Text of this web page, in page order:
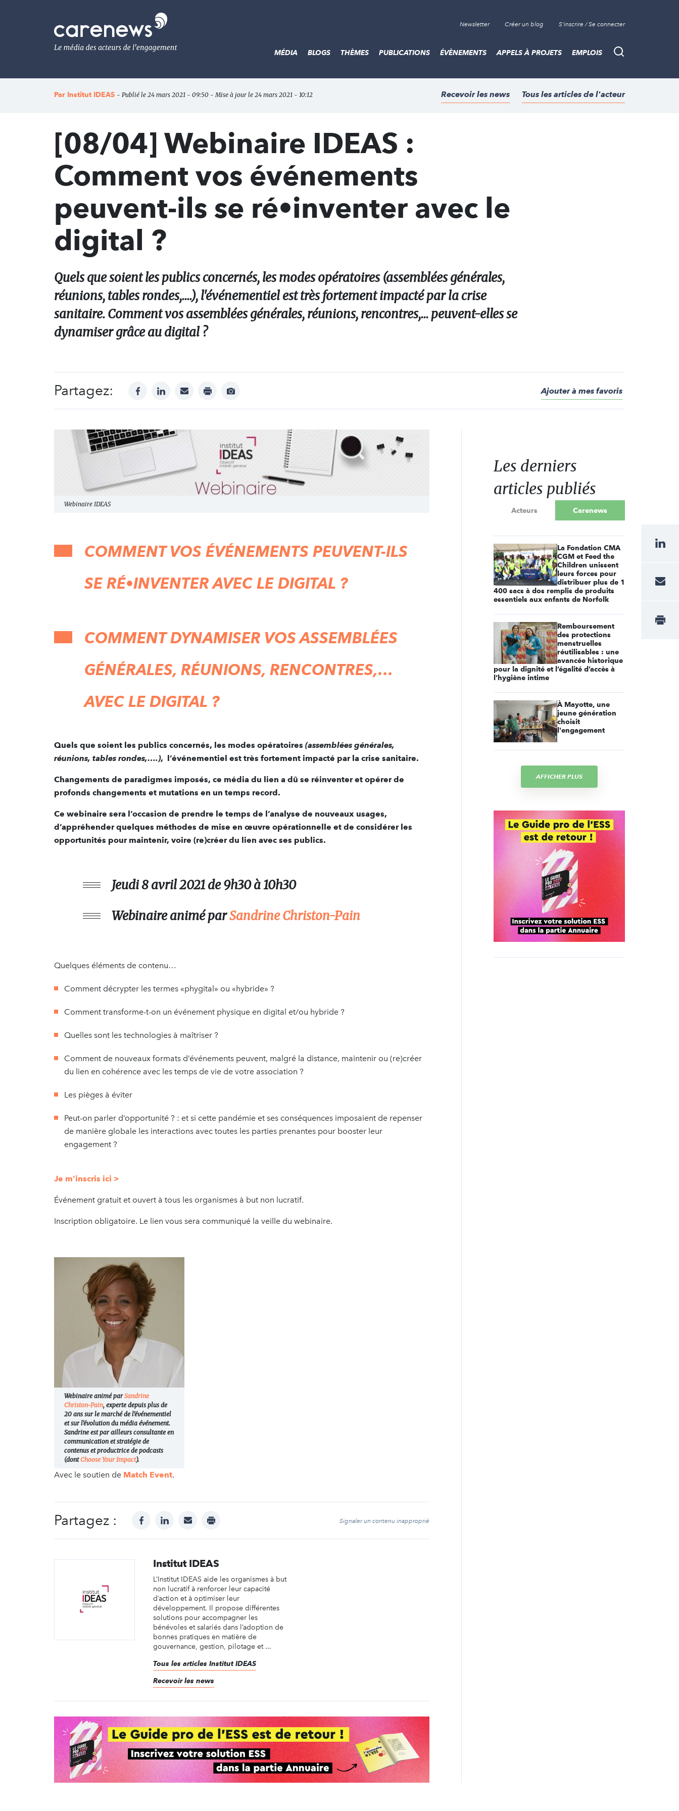
Le
média
de
l'engagement
Newsletter Créer un blog S'inscrire / Se connecter
Recherche
MÉDIA BLOGS THÈMES PUBLICATIONS ÉVÈNEMENTS APPELS À PROJETS EMPLOIS
Par Institut IDEAS - Publié le 24 mars 2021 - 09:50 - Mise à jour le 24 mars 2021 - 10:12 Recevoir les news Tous les articles de l'acteur
[08/04] Webinaire IDEAS :
Comment vos événements
peuvent-ils se ré•inventer avec le
digital ?
Quels que soient les publics concernés, les modes opératoires (assemblées générales,
réunions, tables rondes,....), l'événementiel est très fortement impacté par la crise
sanitaire. Comment vos assemblées générales, réunions, rencontres,... peuvent-elles se
dynamiser grâce au digital ?
Partagez: facebooklinkedinmail print
Afficher
Ajouter à mes favoris
Webinaire IDEAS
COMMENT VOS ÉVÉNEMENTS PEUVENT-ILS
SE RÉ•INVENTER AVEC LE DIGITAL ?
COMMENT DYNAMISER VOS ASSEMBLÉES
GÉNÉRALES, RÉUNIONS, RENCONTRES,…
AVEC LE DIGITAL ?
Quels que soient les publics concernés, les modes opératoires (assemblées générales,
réunions, tables rondes,….), l’événementiel est très fortement impacté par la crise sanitaire.
Changements de paradigmes imposés, ce média du lien a dû se réinventer et opérer de
profonds changements et mutations en un temps record.
Ce webinaire sera l’occasion de prendre le temps de l’analyse de nouveaux usages,
d’appréhender quelques méthodes de mise en œuvre opérationnelle et de considérer les
opportunités pour maintenir, voire (re)créer du lien avec ses publics.
Jeudi 8 avril 2021de 9h30 à 10h30
Webinaire animé parSandrine Christon-Pain
Quelques éléments de contenu…
Comment décrypter les termes «phygital» ou «hybride» ?
Comment transforme-t-on un événement physique en digital et/ou hybride ?
Quelles sont les technologies à maîtriser ?
Comment de nouveaux formats d’événements peuvent, malgré la distance, maintenir ou (re)créer
du lien en cohérence avec les temps de vie de votre association ?
Les pièges à éviter
Peut-on parler d’opportunité ? : et si cette pandémie et ses conséquences imposaient de repenser
de manière globale les interactions avec toutes les parties prenantes pour booster leur
engagement ?
Je m'inscris ici >
Événement gratuit et ouvert à tous les organismes à but non lucratif.
Inscription obligatoire. Le lien vous sera communiqué la veille du webinaire.
Webinaire animé parSandrine
Christon-Pain, experte depuis plus de
20 ans sur le marché de l’événementiel
et sur l’évolution du média événement.
Sandrine est par ailleurs consultante en
communication et stratégie de
contenus et productrice de podcasts
(dontChoose Your Impact).
Avec le soutien de Match Event.
Partagez : facebooklinkedinmail print Signaler un contenu inapproprié
Institut IDEAS
L’Institut IDEAS aide les organismes à but
non lucratif à renforcer leur capacité
d’action et à optimiser leur
développement. Il propose différentes
solutions pour accompagner les
bénévoles et salariés dans l’adoption de
bonnes pratiques en matière de
gouvernance, gestion, pilotage et ...
Tous les articles Institut IDEAS
Recevoir les news
Les derniers
articles publiés
Acteurs Carenews
La Fondation CMA
CGM et Feed the
Children unissent
leurs forces pour
distribuer plus de 1
400 sacs à dos remplis de produits
essentiels aux enfants de Norfolk
Remboursement
des protections
menstruelles
réutilisables : une
avancée historique
pour la dignité et l’égalité d’accès à
l’hygiène intime
À Mayotte, une
jeune génération
choisit
l'engagement
AFFICHER PLUS